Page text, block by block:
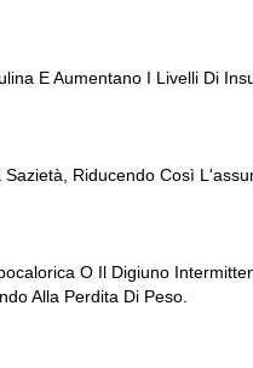
E Aumentano I Livelli Di
Riducendo Così
O Il Digiuno
Alla Perdita Di Peso.